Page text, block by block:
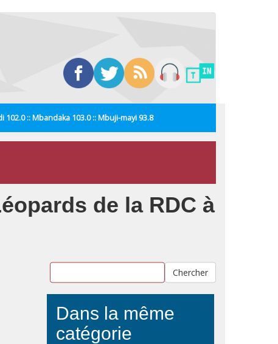
102.0 :: Mbandaka 103.0 :: Mbuji-mayi 93.8
de la RDC à
Chercher
Dans la même
catégorie